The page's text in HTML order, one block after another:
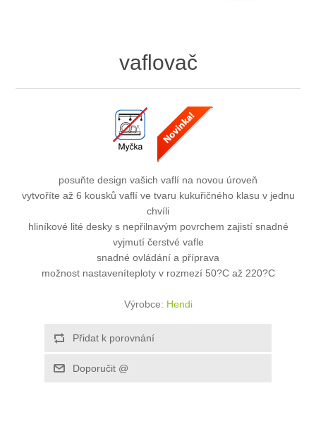
vaflovač
posuňte design vašich vaflí na novou úroveň
vytvoříte až 6 kousků vaflí ve tvaru kukuřičného klasu v jednu
chvíli
hliníkové lité desky s nepřilnavým povrchem zajistí snadné
vyjmutí čerstvé vafle
snadné ovládání a příprava
možnost nastaveníteploty v rozmezí 50?C až 220?C
Výrobce: Hendi